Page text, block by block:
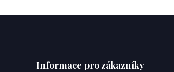
Informace pro zákazníky